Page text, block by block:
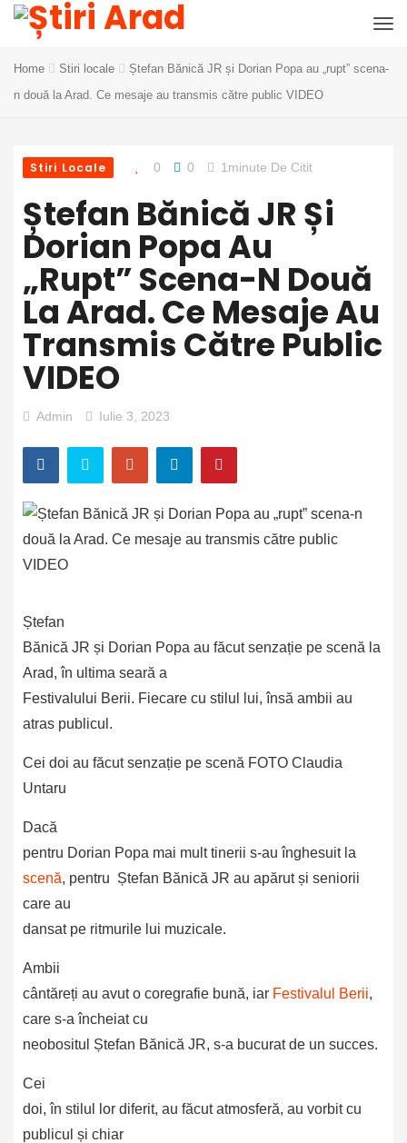
Home Stiri locale
Ștefan Bănică JR și Dorian Popa au „rupt” scena-
n două la Arad. Ce mesaje au transmis către public VIDEO
Stiri Locale 0 0 1minute De Citit
Ștefan Bănică JR Și
Dorian Popa Au
„rupt” Scena-N Două
La Arad. Ce Mesaje Au
Transmis Către Public
VIDEO
Admin Iulie 3, 2023
Ștefan
Bănică JR și Dorian Popa au făcut senzație pe scenă la
Arad, în ultima seară a
Festivalului Berii. Fiecare cu stilul lui, însă ambii au
atras publicul.
Cei doi au făcut senzație pe scenă FOTO Claudia
Untaru
Dacă
pentru Dorian Popa mai mult tinerii s-au înghesuit la
scenă, pentru Ștefan Bănică JR au apărut și seniorii
care au
dansat pe ritmurile lui muzicale.
Ambii
cântăreți au avut o coregrafie bună, iar Festivalul Berii,
care s-a încheiat cu
neobositul Ștefan Bănică JR, s-a bucurat de un succes.
Cei
doi, în stilul lor diferit, au făcut atmosferă, au vorbit cu
publicul și chiar